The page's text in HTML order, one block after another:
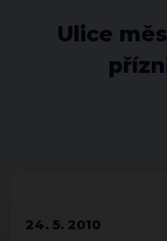
Ulice
24. 5. 2010